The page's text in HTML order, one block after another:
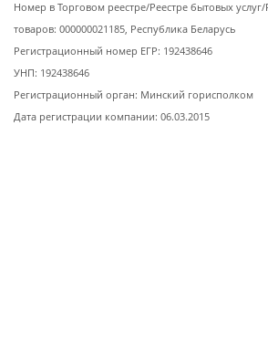
Номер в Торговом реестре/Реестре бытовых
товаров: 000000021185, Республика Беларусь
Регистрационный номер ЕГР: 192438646
УНП: 192438646
Регистрационный орган: Минский горисполком
Дата регистрации компании: 06.03.2015